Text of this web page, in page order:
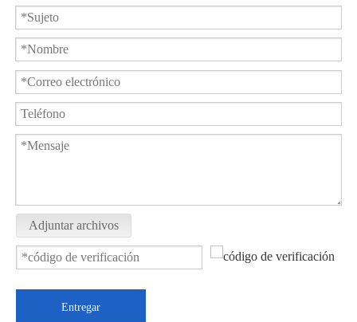
Adjuntar archivos
Entregar